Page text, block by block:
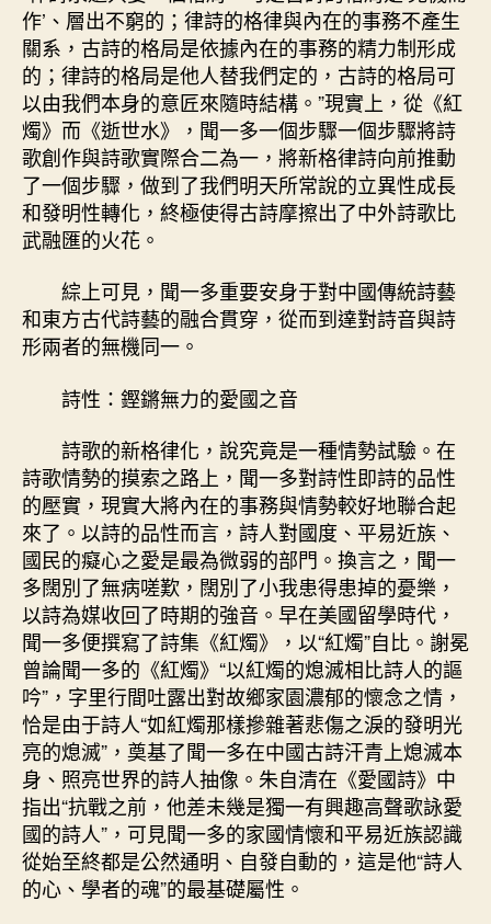
作’、層出不窮的；律詩的格律與內在的事務不產生
關系，古詩的格局是依據內在的事務的精力制形成
的；律詩的格局是他人替我們定的，古詩的格局可
以由我們本身的意匠來隨時結構。”現實上，從《紅
燭》而《逝世水》，聞一多一個步驟一個步驟將詩
歌創作與詩歌實際合二為一，將新格律詩向前推動
了一個步驟，做到了我們明天所常說的立異性成長
和發明性轉化，終極使得古詩摩擦出了中外詩歌比
武融匯的火花。
綜上可見，聞一多重要安身于對中國傳統詩藝
和東方古代詩藝的融合貫穿，從而到達對詩音與詩
形兩者的無機同一。
詩性：鏗鏘無力的愛國之音
詩歌的新格律化，說究竟是一種情勢試驗。在
詩歌情勢的摸索之路上，聞一多對詩性即詩的品性
的壓實，現實大將內在的事務與情勢較好地聯合起
來了。以詩的品性而言，詩人對國度、平易近族、
國民的癡心之愛是最為微弱的部門。換言之，聞一
多闊別了無病嗟歎，闊別了小我患得患掉的憂樂，
以詩為媒收回了時期的強音。早在美國留學時代，
聞一多便撰寫了詩集《紅燭》，以“紅燭”自比。謝冕
曾論聞一多的《紅燭》“以紅燭的熄滅相比詩人的謳
吟”，字里行間吐露出對故鄉家園濃郁的懷念之情，
恰是由于詩人“如紅燭那樣摻雜著悲傷之淚的發明光
亮的熄滅”，奠基了聞一多在中國古詩汗青上熄滅本
身、照亮世界的詩人抽像。朱自清在《愛國詩》中
指出“抗戰之前，他差未幾是獨一有興趣高聲歌詠愛
國的詩人”，可見聞一多的家國情懷和平易近族認識
從始至終都是公然通明、自發自動的，這是他“詩人
的心、學者的魂”的最基礎屬性。